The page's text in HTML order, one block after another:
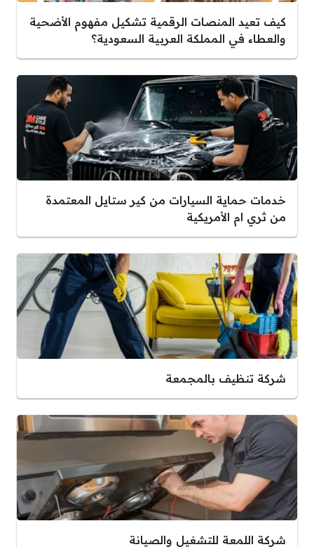
كيف تعيد المنصات الرقمية تشكيل مفهوم الأضحية
والعطاء في المملكة العربية السعودية؟
خدمات حماية السيارات من كير ستايل المعتمدة
من ثري ام الأمريكية
شركة تنظيف بالمجمعة
شركة اللمعة للتشغيل والصيانة